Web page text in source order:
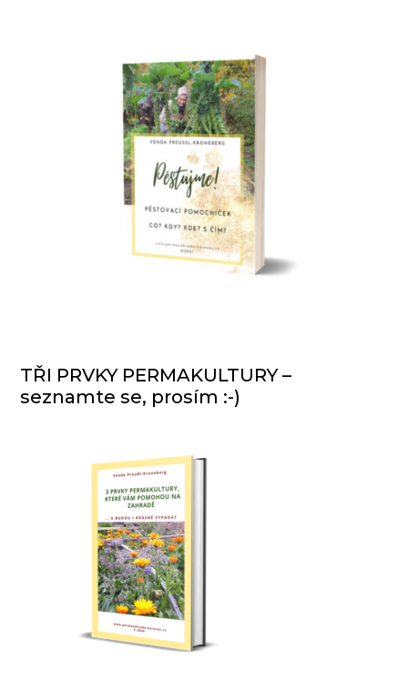
TŘI PRVKY PERMAKULTURY –
seznamte se, prosím :-)